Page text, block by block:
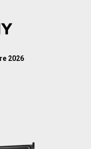
2026